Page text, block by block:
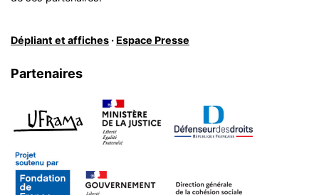
Dépliant et affiches · Espace Presse
Partenaires